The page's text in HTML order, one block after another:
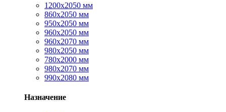
1200х2050 мм
860х2050 мм
950х2050 мм
960х2050 мм
960х2070 мм
980х2050 мм
780х2000 мм
980х2070 мм
990х2080 мм
Назначение